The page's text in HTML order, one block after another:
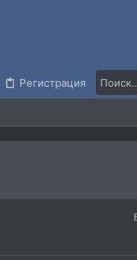
Регистрация